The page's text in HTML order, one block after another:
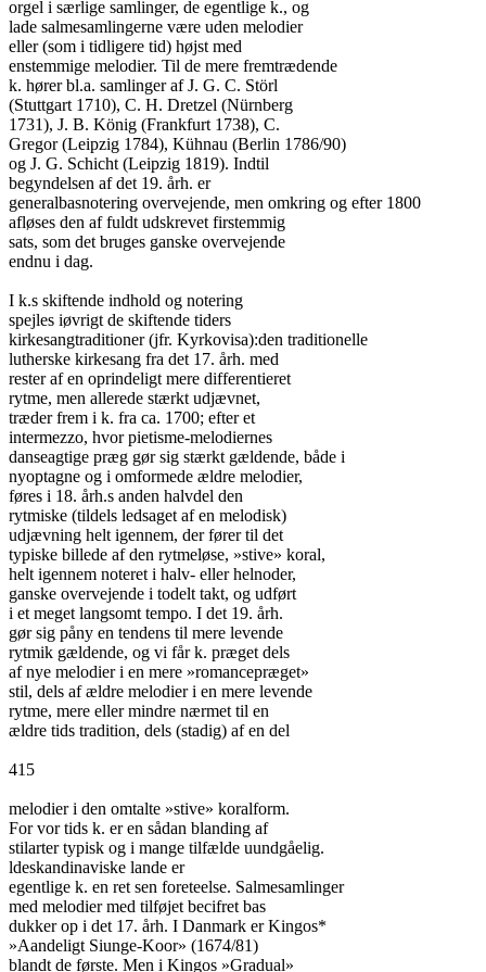
orgel i særlige samlinger, de egentlige k., og
lade salmesamlingerne være uden melodier
eller (som i tidligere tid) højst med
enstemmige melodier. Til de mere fremtrædende
k. hører bl.a. samlinger af J. G. C. Störl
(Stuttgart 1710), C. H. Dretzel (Nürnberg
1731), J. B. König (Frankfurt 1738), C.
Gregor (Leipzig 1784), Kühnau (Berlin 1786/90)
og J. G. Schicht (Leipzig 1819). Indtil
begyndelsen af det 19. årh. er
generalbasnotering overvejende, men omkring og efter 1800
afløses den af fuldt udskrevet firstemmig
sats, som det bruges ganske overvejende
endnu i dag.
I k.s skiftende indhold og notering
spejles iøvrigt de skiftende tiders
kirkesangtraditioner (jfr. Kyrkovisa):den traditionelle
lutherske kirkesang fra det 17. årh. med
rester af en oprindeligt mere differentieret
rytme, men allerede stærkt udjævnet,
træder frem i k. fra ca. 1700; efter et
intermezzo, hvor pietisme-melodiernes
danseagtige præg gør sig stærkt gældende, både i
nyoptagne og i omformede ældre melodier,
føres i 18. årh.s anden halvdel den
rytmiske (tildels ledsaget af en melodisk)
udjævning helt igennem, der fører til det
typiske billede af den rytmeløse, »stive» koral,
helt igennem noteret i halv- eller helnoder,
ganske overvejende i todelt takt, og udført
i et meget langsomt tempo. I det 19. årh.
gør sig påny en tendens til mere levende
rytmik gældende, og vi får k. præget dels
af nye melodier i en mere »romancepræget»
stil, dels af ældre melodier i en mere levende
rytme, mere eller mindre nærmet til en
ældre tids tradition, dels (stadig) af en del
415
melodier i den omtalte »stive» koralform.
For vor tids k. er en sådan blanding af
stilarter typisk og i mange tilfælde uundgåelig.
ldeskandinaviske lande er
egentlige k. en ret sen foreteelse. Salmesamlinger
med melodier med tilføjet becifret bas
dukker op i det 17. årh. I Danmark er Kingos*
»Aandeligt Siunge-Koor» (1674/81)
blandt de første. Men i Kingos »Gradual»